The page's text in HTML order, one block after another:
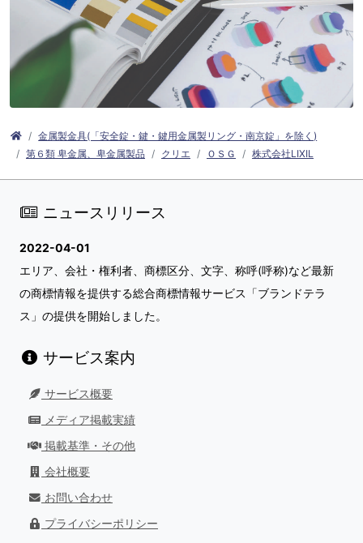
金属製金具(「安全錠・鍵・鍵用金属製リング・南京錠」を除く)
第６類 卑金属、卑金属製品
クリエ ＯＳＧ 株式会社LIXIL
ニュースリリース
2022-04-01
エリア、会社・権利者、商標区分、文字、称呼(呼称)など最新
の商標情報を提供する総合商標情報サービス「ブランドテラ
ス」の提供を開始しました。
サービス案内
サービス概要
メディア掲載実績
掲載基準・その他
会社概要
お問い合わせ
プライバシーポリシー